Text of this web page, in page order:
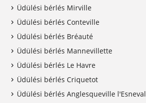
Üdülési bérlés Mirville
Üdülési bérlés Conteville
Üdülési bérlés Bréauté
Üdülési bérlés Mannevillette
Üdülési bérlés Le Havre
Üdülési bérlés Criquetot
Üdülési bérlés Anglesqueville l'Esneval